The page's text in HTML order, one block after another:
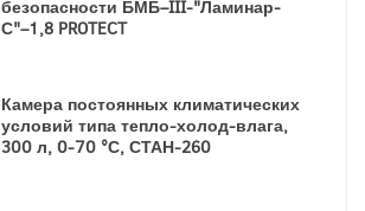
безопасности БМБ–III-"Ламинар-
С"–1,8 PROTECT
Камера постоянных климатических
условий типа тепло-холод-влага,
300 л, 0-70 °С, СТАН-260